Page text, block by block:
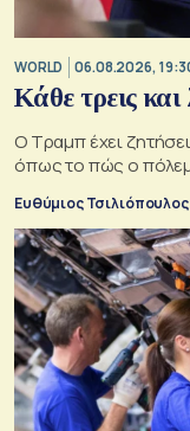
WORLD 06.08.2026,
Κάθε τρεις
Ο Τραμπ έχει
όπως το πώς ο
Ευθύμιος Τσιλιόπουλος